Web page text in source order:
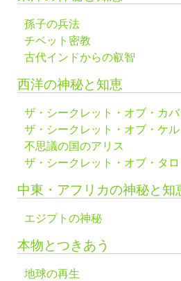
孫子の兵法
チベット密教
古代インドからの叡智
西洋の神秘と知恵
ザ・シークレット・オブ・カバ
ザ・シークレット・オブ・ケル
不思議の国のアリス
ザ・シークレット・オブ・タ
中東・アフリカの神秘と知
エジプトの神秘
本物とつきあう
地球の再生